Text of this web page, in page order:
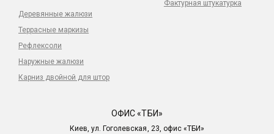
Фактурная штукатурка
Деревянные жалюзи
Террасные маркизы
Рефлексоли
Наружные жалюзи
Карниз двойной для штор
ОФИС «ТБИ»
Киев, ул. Гоголевская, 23, офис «ТБИ»